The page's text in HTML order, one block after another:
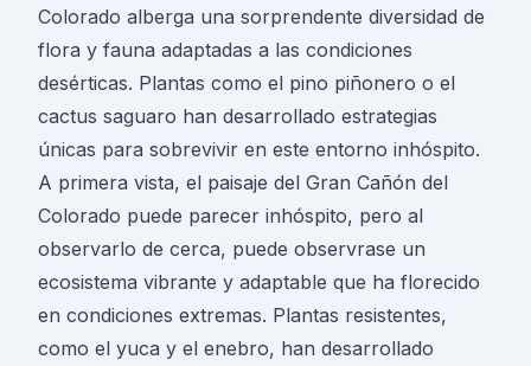
Colorado alberga una sorprendente diversidad de
flora y fauna adaptadas a las condiciones
desérticas. Plantas como el pino piñonero o el
cactus saguaro han desarrollado estrategias
únicas para sobrevivir en este entorno inhóspito.
A primera vista, el paisaje del Gran Cañón del
Colorado puede parecer inhóspito, pero al
observarlo de cerca, puede observrase un
ecosistema vibrante y adaptable que ha florecido
en condiciones extremas. Plantas resistentes,
como el yuca y el enebro, han desarrollado